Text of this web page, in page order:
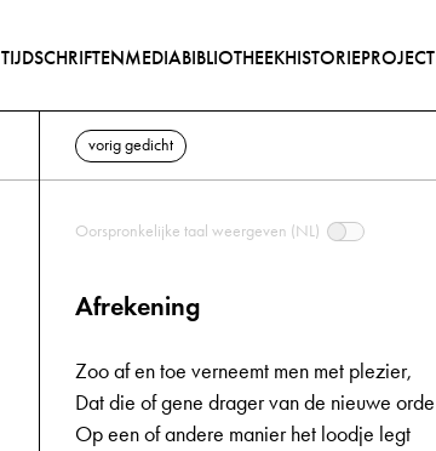
TIJDSCHRIFTENMEDIABIBLIOTHEEKHISTORIEPROJECT
vorig gedicht
Oorspronkelijke taal weergeven (NL)
Afrekening
Zoo af en toe verneemt men met plezier,
Dat die of gene drager van de nieuwe orde
Op een of andere manier het loodje legt